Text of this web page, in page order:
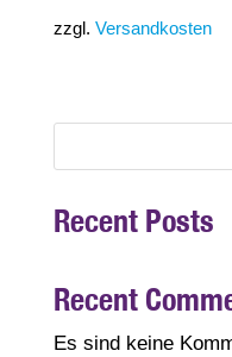
zzgl. Versandkosten
Recent Posts
Recent
Es sind keine